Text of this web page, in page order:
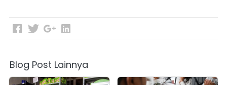
Blog Post Lainnya